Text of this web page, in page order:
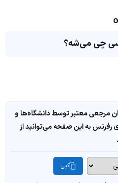
مرجعی معتبر توسط دانشگاه‌ها و
رفرنس به این صفحه می‌توانید از
کپی